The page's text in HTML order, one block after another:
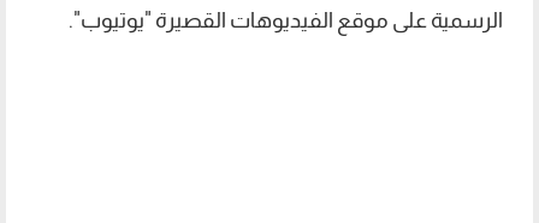
الرسمية على موقع الفيديوهات القصيرة "يوتيوب".